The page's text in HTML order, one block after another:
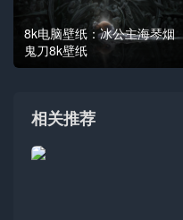
8k电脑壁纸：冰公主海琴烟
鬼刀8k壁纸
相关推荐